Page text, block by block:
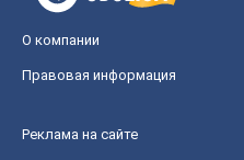
О компании
Правовая информация
Реклама на сайте